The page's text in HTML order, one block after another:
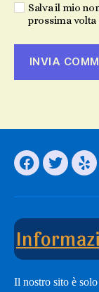
Salva il mio
prossima
Facebook
Twitter
Il nostro sito è